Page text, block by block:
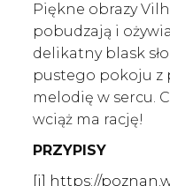
Piękne obrazy
pobudzają i
delikatny blask
pustego pokoju z
melodię w sercu.
wciąż ma rację!
PRZYPISY
[i] https://